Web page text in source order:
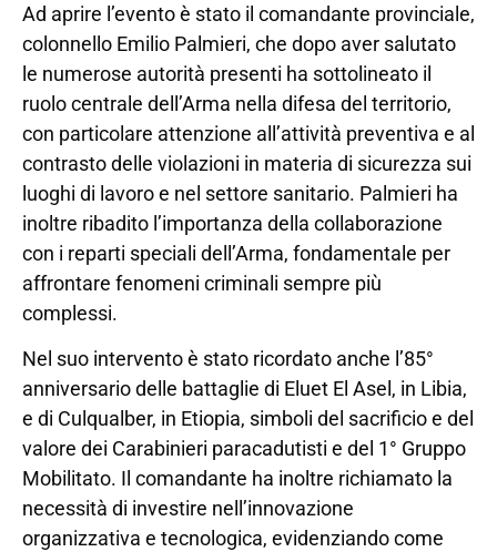
Ad aprire l’evento è stato il comandante provinciale,
colonnello Emilio Palmieri, che dopo aver salutato
le numerose autorità presenti ha sottolineato il
ruolo centrale dell’Arma nella difesa del territorio,
con particolare attenzione all’attività preventiva e al
contrasto delle violazioni in materia di sicurezza sui
luoghi di lavoro e nel settore sanitario. Palmieri ha
inoltre ribadito l’importanza della collaborazione
con i reparti speciali dell’Arma, fondamentale per
affrontare fenomeni criminali sempre più
complessi.
Nel suo intervento è stato ricordato anche l’85°
anniversario delle battaglie di Eluet El Asel, in Libia,
e di Culqualber, in Etiopia, simboli del sacrificio e del
valore dei Carabinieri paracadutisti e del 1° Gruppo
Mobilitato. Il comandante ha inoltre richiamato la
necessità di investire nell’innovazione
organizzativa e tecnologica, evidenziando come